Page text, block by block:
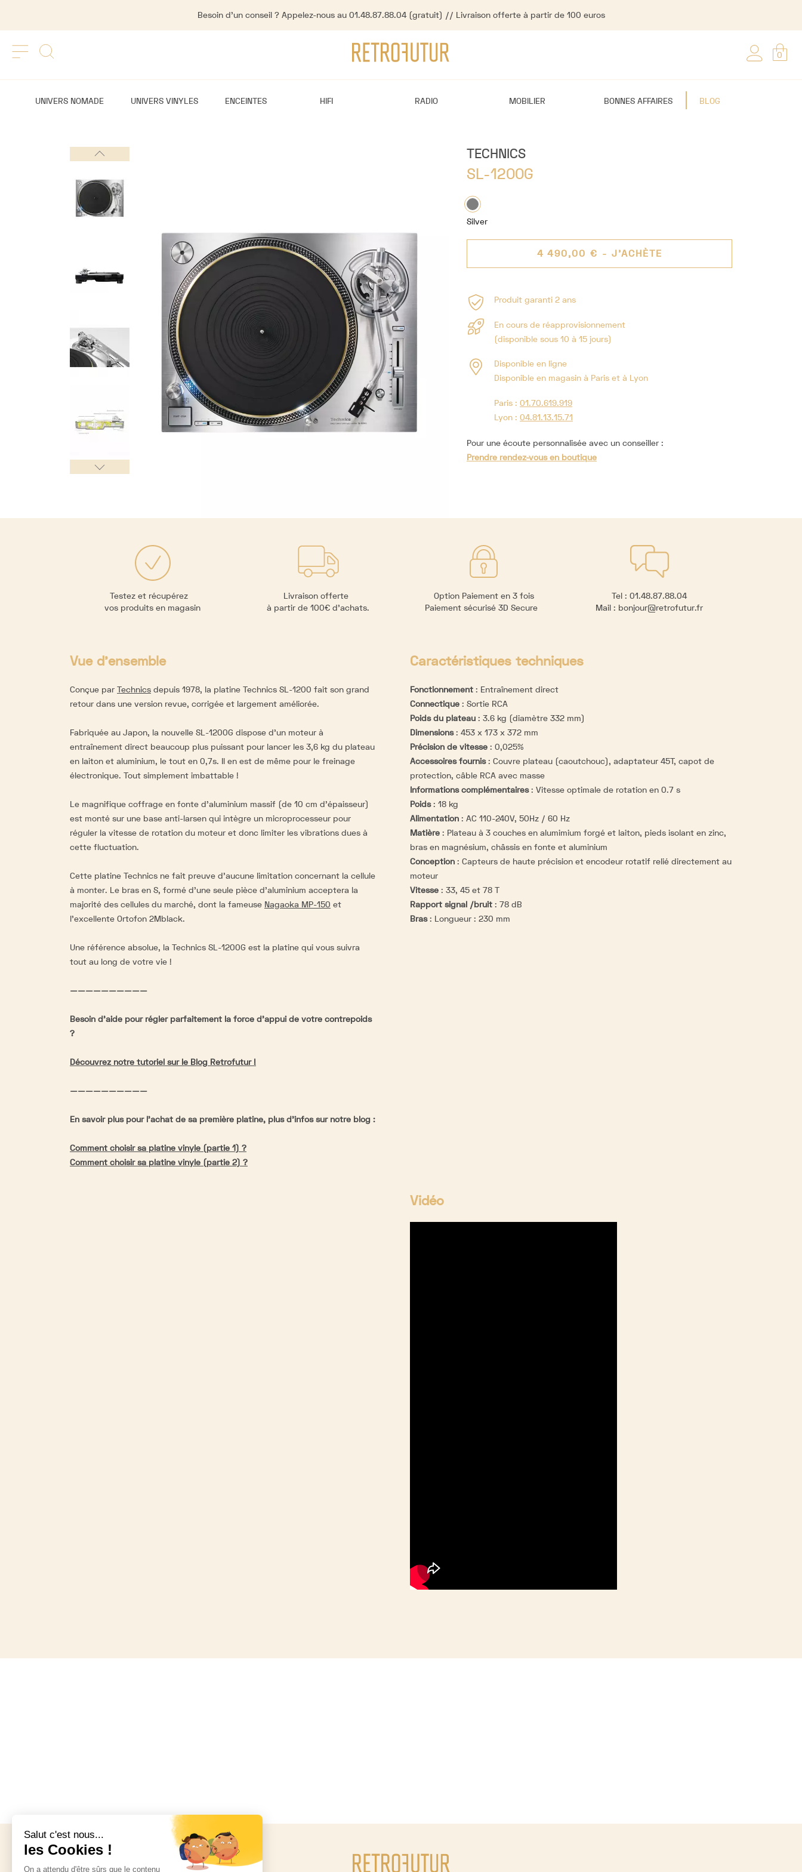
Besoin d'un conseil ? Appelez-nous au 01.48.87.88.04 (gratuit) // Livraison offerte à partir de 100 euros
0
UNIVERS NOMADE UNIVERS VINYLES ENCEINTES HIFI RADIO MOBILIER BONNES AFFAIRES BLOG
TECHNICS
SL-1200G
Silver
4 490,00 € - J'ACHÈTE
Produit garanti 2 ans
En cours de réapprovisionnement
(disponible sous 10 à 15 jours)
Disponible en ligne
Disponible en magasin à Paris et à Lyon
Paris : 01.70.619.919
Lyon : 04.81.13.15.71
Pour une écoute personnalisée avec un conseiller :
Prendre rendez-vous en boutique
Testez et récupérez
vos produits en magasin
Livraison offerte
à partir de 100€ d’achats.
Option Paiement en 3 fois
Paiement sécurisé 3D Secure
Tel :01.48.87.88.04
Mail : bonjour@retrofutur.fr
Vue d'ensemble
Conçue par Technics depuis 1978, la platine Technics SL-1200 fait son grand
retour dans une version revue, corrigée et largement améliorée.
Fabriquée au Japon, la nouvelle SL-1200G dispose d’un moteur à
entraînement direct beaucoup plus puissant pour lancer les 3,6 kg du plateau
en laiton et aluminium, le tout en 0,7s. Il en est de même pour le freinage
électronique. Tout simplement imbattable !
Le magnifique coffrage en fonte d’aluminium massif (de 10 cm d’épaisseur)
est monté sur une base anti-larsen qui intègre un microprocesseur pour
réguler la vitesse de rotation du moteur et donc limiter les vibrations dues à
cette fluctuation.
Cette platine Technics ne fait preuve d’aucune limitation concernant la cellule
à monter. Le bras en S, formé d’une seule pièce d’aluminium acceptera la
majorité des cellules du marché, dont la fameuse Nagaoka MP-150 et
l'excellente Ortofon 2Mblack.
Une référence absolue, la Technics SL-1200G est la platine qui vous suivra
tout au long de votre vie !
——————————
Besoin d'aide pour régler parfaitement la force d'appui de votre contrepoids
?
Découvrez notre tutoriel sur le Blog Retrofutur !
——————————
En savoir plus pour l'achat de sa première platine, plus d'infos sur notre blog :
Comment choisir sa platine vinyle (partie 1) ?
Comment choisir sa platine vinyle (partie 2) ?
Caractéristiques techniques
Fonctionnement : Entraînement direct
Connectique : Sortie RCA
Poids du plateau : 3.6 kg (diamètre 332 mm)
Dimensions: 453 x 173 x 372 mm
Précision de vitesse : 0,025%
Accessoires fournis: Couvre plateau (caoutchouc), adaptateur 45T, capot de
protection, câble RCA avec masse
Informations complémentaires: Vitesse optimale de rotation en 0.7 s
Poids: 18 kg
Alimentation : AC 110-240V, 50Hz / 60 Hz
Matière : Plateau à 3 couches en alumimium forgé et laiton, pieds isolant en zinc,
bras en magnésium, châssis en fonte et aluminium
Conception : Capteurs de haute précision et encodeur rotatif relié directement au
moteur
Vitesse : 33, 45 et 78 T
Rapport signal /bruit : 78 dB
Bras: Longueur : 230 mm
Vidéo